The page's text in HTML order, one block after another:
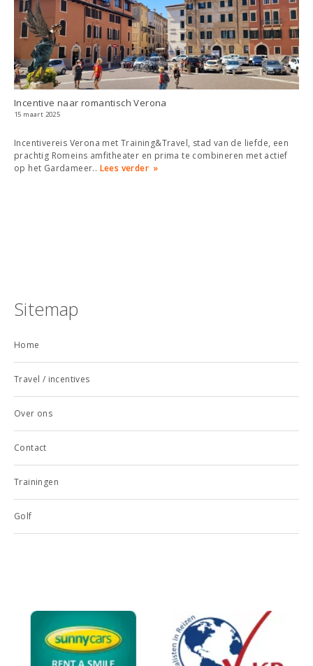
Incentive naar romantisch Verona
15 maart 2025
Incentivereis Verona met Training&Travel, stad van de liefde, een
prachtig Romeins amfitheater en prima te combineren met actief
op het Gardameer.. Lees verder
Sitemap
Home
Travel / incentives
Over ons
Contact
Trainingen
Golf